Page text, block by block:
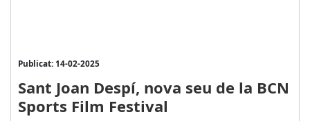
Publicat: 14-02-2025
Sant Joan Despí, nova seu de la BCN
Sports Film Festival